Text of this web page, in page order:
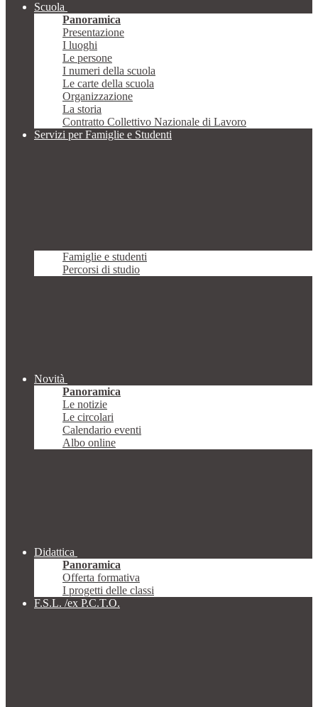
Scuola
Panoramica
Presentazione
I luoghi
Le persone
I numeri della scuola
Le carte della scuola
Organizzazione
La storia
Contratto Collettivo Nazionale di Lavoro
Servizi per Famiglie e Studenti
Famiglie e studenti
Percorsi di studio
Novità
Panoramica
Le notizie
Le circolari
Calendario eventi
Albo online
Didattica
Panoramica
Offerta formativa
I progetti delle classi
F.S.L. /ex P.C.T.O.